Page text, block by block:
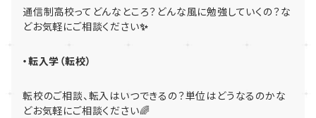
通信制高校ってどんなところ？どんな風に勉強していくの？な
どお気軽にご相談ください✨
・転入学（転校）
転校のご相談、転入はいつできるの？単位はどうなるのかな
どお気軽にご相談ください🌈